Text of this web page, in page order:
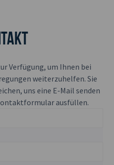
Verfügung, um Ihnen bei
weiterzuhelfen. Sie
uns eine E-Mail senden
ausfüllen.